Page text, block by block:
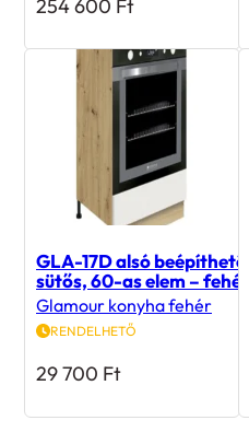
254 600 Ft
GLA-17D alsó beépíthető
sütős, 60-as elem – fehér
Glamour konyha fehér
RENDELHETŐ
29 700 Ft